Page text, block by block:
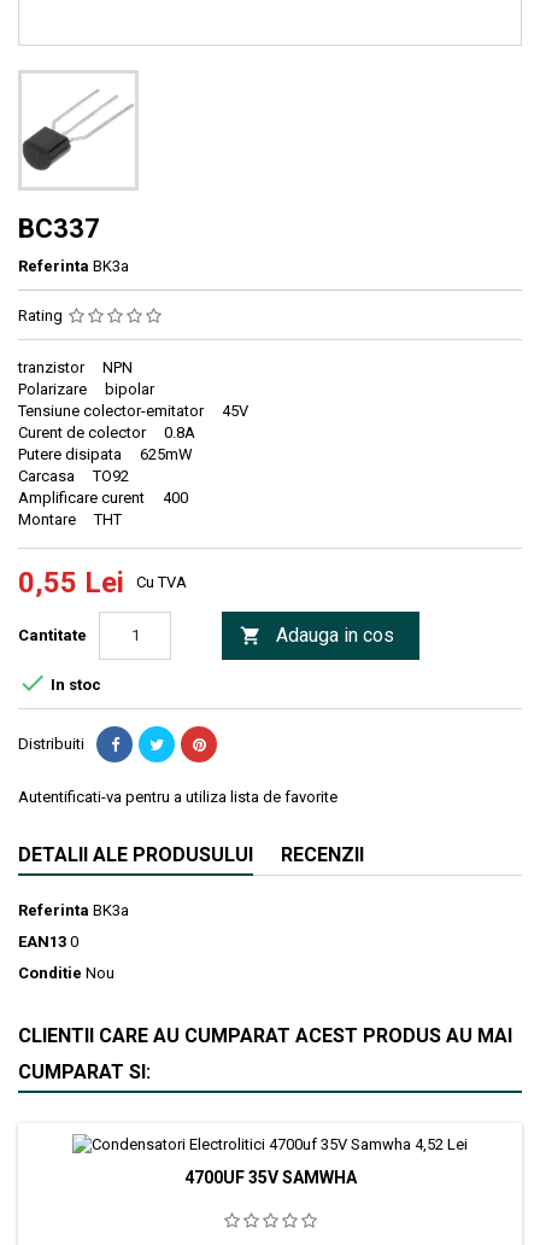
BC337
Referinta BK3a
Rating
tranzistor NPN
Polarizare bipolar
Tensiune colector-emitator 45V
Curent de colector 0.8A
Putere disipata 625mW
Carcasa TO92
Amplificare curent 400
Montare THT
0,55 Lei Cu TVA
Cantitate  Adauga in cos
 In stoc
Distribuiti
Autentificati-va pentru a utiliza lista de favorite
DETALII ALE PRODUSULUI RECENZII
Referinta BK3a
EAN13 0
Conditie Nou
CLIENTII CARE AU CUMPARAT ACEST PRODUS AU MAI
CUMPARAT SI:
4700UF 35V SAMWHA